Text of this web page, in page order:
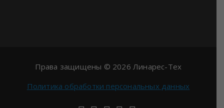
Права защищены © 2026 Линарес-Тех
Политика обработки персональных данных